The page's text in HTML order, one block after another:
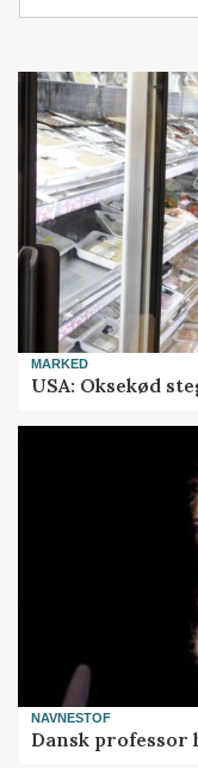
MARKED
USA: Oksekød
NAVNESTOF
Dansk